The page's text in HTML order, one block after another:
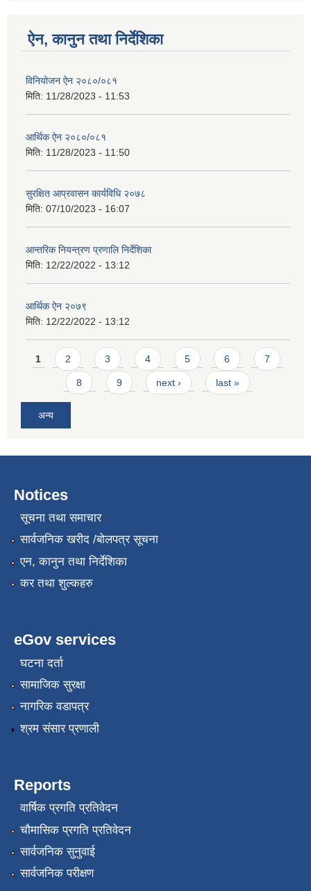
ऐन, कानुन तथा निर्देशिका
विनियोजन ऐन २०८०/०८१
मिति: 11/28/2023 - 11:53
आर्थिक ऐन २०८०/०८१
मिति: 11/28/2023 - 11:50
सुरक्षित आप्रवासन कार्यविधि २०७८
मिति: 07/10/2023 - 16:07
आन्तरिक नियन्त्रण प्रणालि निर्देशिका
मिति: 12/22/2022 - 13:12
आर्थिक ऐन २०७९
मिति: 12/22/2022 - 13:12
Pages
1 2 3 4 5 6 7
8 9 next › last »
अन्य
Notices
सूचना तथा समाचार
सार्वजनिक खरीद /बोलपत्र सूचना
एन, कानुन तथा निर्देशिका
कर तथा शुल्कहरु
eGov services
घटना दर्ता
सामाजिक सुरक्षा
नागरिक वडापत्र
श्रम संसार प्रणाली
Reports
वार्षिक प्रगति प्रतिवेदन
चौमासिक प्रगति प्रतिवेदन
सार्वजनिक सुनुवाई
सार्वजनिक परीक्षण